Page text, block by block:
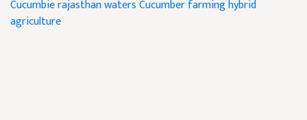
Cucumbierajasthan watersCucumber farminghybrid
agriculture